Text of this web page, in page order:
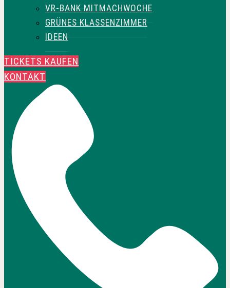
VR-BANK MITMACHWOCHE
GRÜNES KLASSENZIMMER
IDEEN
TICKETS KAUFEN
KONTAKT